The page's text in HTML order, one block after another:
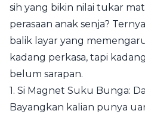
sih yang bikin nilai tukar
perasaan anak senja?
balik layar yang
kadang perkasa, tapi
belum sarapan.
1. Si Magnet Suku Bunga:
Bayangkan kalian punya